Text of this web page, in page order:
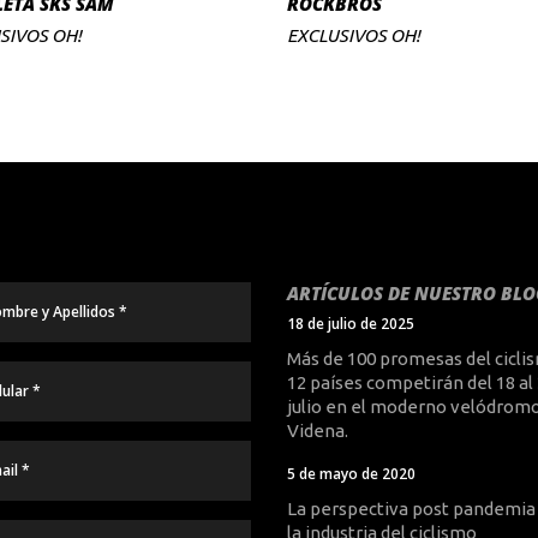
actual
OH! EXCLUSIVOS OH!
ARTÍCULOS DE NUESTRO
18 de julio de 2025
Más de 100 promesas del
12 países competirán del 18 al
julio en el moderno
Videna.
5 de mayo de 2020
La perspectiva post pandemia
la industria del ciclismo